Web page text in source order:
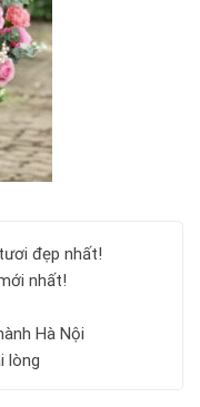
đẹp nhất!
nhất!
Hà Nội
lòng